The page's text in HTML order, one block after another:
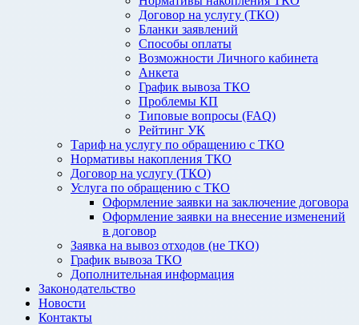
Договор на услугу (ТКО)
Бланки заявлений
Способы оплаты
Возможности Личного кабинета
Анкета
График вывоза ТКО
Проблемы КП
Типовые вопросы (FAQ)
Рейтинг УК
Тариф на услугу по обращению с ТКО
Нормативы накопления ТКО
Договор на услугу (ТКО)
Услуга по обращению с ТКО
Оформление заявки на заключение договора
Оформление заявки на внесение изменений
в договор
Заявка на вывоз отходов (не ТКО)
График вывоза ТКО
Дополнительная информация
Законодательство
Новости
Контакты